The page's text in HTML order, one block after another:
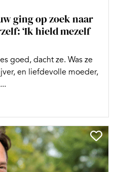
ging op zoek naar
‘Ik hield mezelf
goed, dacht ze. Was ze
en liefdevolle moeder,